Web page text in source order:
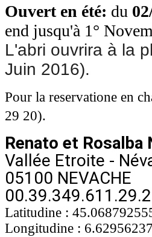
Ouvert en été: du
end jusqu'à 1°
L'abri ouvrira à la
Juin 2016).
Pour la reservatione en
29 20).
Renato et Rosalba
Vallée Etroite -
05100 NEVACHE
Latitudine :
Longitudine :